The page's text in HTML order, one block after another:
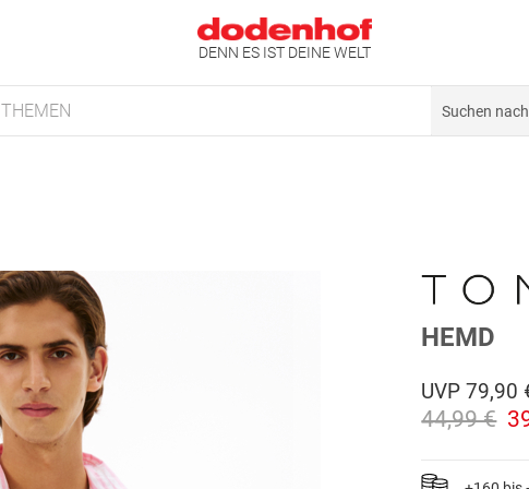
DENN ES IST DEINE WELT
THEMEN
HEMD
UVP 79,90
44,99 €